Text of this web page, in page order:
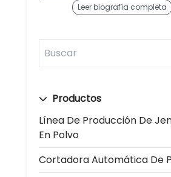
Leer biografía completa
Productos
Línea De Producción De
En Polvo
Cortadora Automática De